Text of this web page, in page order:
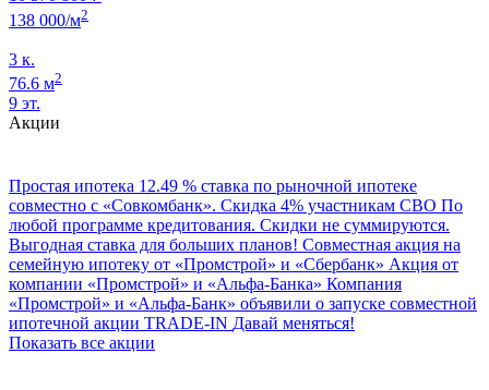
138 000/м2
3 к.
76.6 м2
9 эт.
Акции
Простая ипотека 12.49 % ставка по рыночной ипотеке
совместно с «Совкомбанк». Скидка 4% участникам СВО По
любой программе кредитования. Скидки не суммируются.
Выгодная ставка для больших планов! Совместная акция на
семейную ипотеку от «Промстрой» и «Сбербанк» Акция от
компании «Промстрой» и «Альфа‑Банка» Компания
«Промстрой» и «Альфа‑Банк» объявили о запуске совместной
ипотечной акции TRADE-IN Давай меняться!
Показать все акции